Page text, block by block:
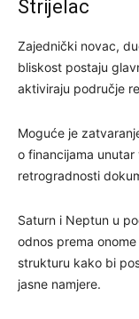
Strijelac
Zajednički novac,
bliskost postaju
aktiviraju područje
Moguće je
o financijama
retrogradnosti
Saturn i Neptun u
odnos prema
strukturu kako bi
jasne namjere.